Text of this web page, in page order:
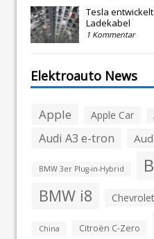
Tesla
Ladekabel
1 Kommentar
Elektroauto News
Apple Apple Car
Audi A3 e-tron
BMW 3er Plug-in-Hybrid
BMW i8
China Citroën C-Zero